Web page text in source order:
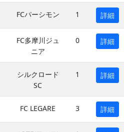
FCパーシモン 1 詳細
FC多摩川ジュ
ニア
0 詳細
シルクロード
SC
1 詳細
FC LEGARE 3 詳細